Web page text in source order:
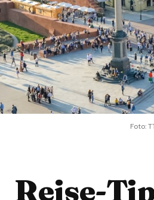
Foto:
Reise-